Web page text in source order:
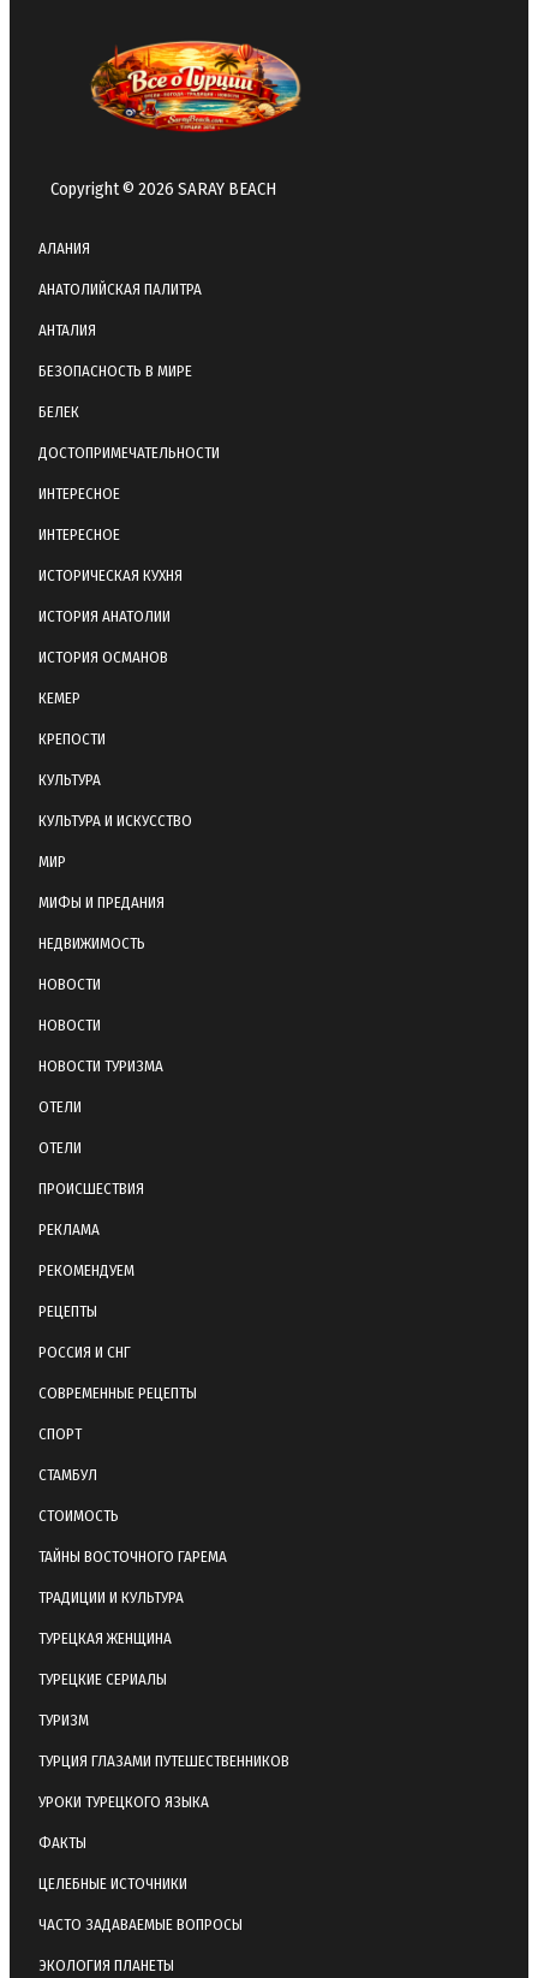
Copyright © 2026 SARAY BEACH
АЛАНИЯ
АНАТОЛИЙСКАЯ ПАЛИТРА
АНТАЛИЯ
БЕЗОПАСНОСТЬ В МИРЕ
БЕЛЕК
ДОСТОПРИМЕЧАТЕЛЬНОСТИ
ИНТЕРЕСНОЕ
ИНТЕРЕСНОЕ
ИСТОРИЧЕСКАЯ КУХНЯ
ИСТОРИЯ АНАТОЛИИ
ИСТОРИЯ ОСМАНОВ
КЕМЕР
КРЕПОСТИ
КУЛЬТУРА
КУЛЬТУРА И ИСКУССТВО
МИР
МИФЫ И ПРЕДАНИЯ
НЕДВИЖИМОСТЬ
НОВОСТИ
НОВОСТИ
НОВОСТИ ТУРИЗМА
ОТЕЛИ
ОТЕЛИ
ПРОИСШЕСТВИЯ
РЕКЛАМА
РЕКОМЕНДУЕМ
РЕЦЕПТЫ
РОССИЯ И СНГ
СОВРЕМЕННЫЕ РЕЦЕПТЫ
СПОРТ
СТАМБУЛ
СТОИМОСТЬ
ТАЙНЫ ВОСТОЧНОГО ГАРЕМА
ТРАДИЦИИ И КУЛЬТУРА
ТУРЕЦКАЯ ЖЕНЩИНА
ТУРЕЦКИЕ СЕРИАЛЫ
ТУРИЗМ
ТУРЦИЯ ГЛАЗАМИ ПУТЕШЕСТВЕННИКОВ
УРОКИ ТУРЕЦКОГО ЯЗЫКА
ФАКТЫ
ЦЕЛЕБНЫЕ ИСТОЧНИКИ
ЧАСТО ЗАДАВАЕМЫЕ ВОПРОСЫ
ЭКОЛОГИЯ ПЛАНЕТЫ